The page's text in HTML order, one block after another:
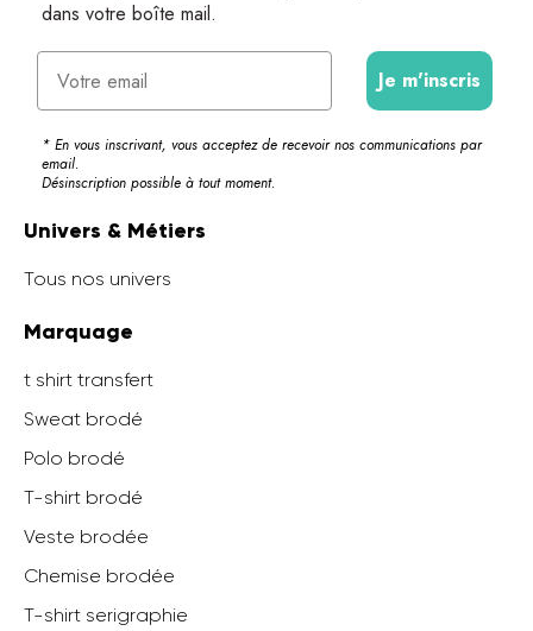
dans votre boîte mail.
Email
Je m'inscris
* En vous inscrivant, vous acceptez de recevoir nos communications par
email.
Désinscription possible à tout moment.
Univers & Métiers
Tous nos univers
Marquage
t shirt transfert
Sweat brodé
Polo brodé
T-shirt brodé
Veste brodée
Chemise brodée
T-shirt serigraphie